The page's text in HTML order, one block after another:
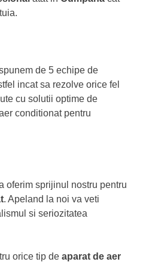
de 5 echipe de
incat sa rezolve orice fel
cu solutii optime de
conditionat pentru
oferim sprijinul nostru pentru
. Apeland la noi va veti
si seriozitatea
orice tip de aparat de aer